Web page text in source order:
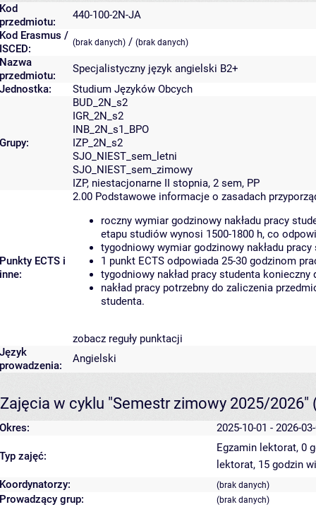
Kod
przedmiotu:
440-100-2N-JA
Kod Erasmus /
ISCED:
(brak danych) / (brak danych)
Nazwa
przedmiotu:
Specjalistyczny język angielski B2+
Jednostka:
Studium Języków Obcych
Grupy:
BUD_2N_s2
IGR_2N_s2
INB_2N_s1_BPO
IZP_2N_s2
SJO_NIEST_sem_letni
SJO_NIEST_sem_zimowy
IZP, niestacjonarne II stopnia, 2 sem, PP
Punkty ECTS i
inne:
2.00 Podstawowe informacje o zasadach
roczny wymiar godzinowy nakładu pracy
etapu studiów wynosi 1500-1800 h, co
tygodniowy wymiar godzinowy nakładu
1 punkt ECTS odpowiada 25-30 godzinom
tygodniowy nakład pracy studenta
nakład pracy potrzebny do zaliczenia
studenta.
zobacz reguły punktacji
Język
prowadzenia:
Angielski
Zajęcia w cyklu "Semestr zimowy 2025/2026"
Okres: 2025-10-01 - 2026-
Typ zajęć:
Egzamin lektorat, 0
lektorat, 15 godzin
Koordynatorzy:
(brak danych)
Prowadzący grup: (brak danych)